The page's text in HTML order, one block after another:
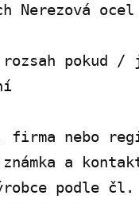
Nerezová
pokud /
firma nebo
a
podle